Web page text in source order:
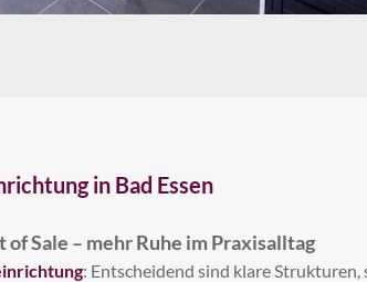
in Bad Essen
Sale – mehr Ruhe im Praxisalltag
: Entscheidend sind klare